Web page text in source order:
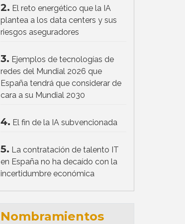
2. El reto energético que la IA
plantea a los data centers y sus
riesgos aseguradores
3. Ejemplos de tecnologías de
redes del Mundial 2026 que
España tendrá que considerar de
cara a su Mundial 2030
4. El fin de la IA subvencionada
5. La contratación de talento IT
en España no ha decaído con la
incertidumbre económica
Nombramientos